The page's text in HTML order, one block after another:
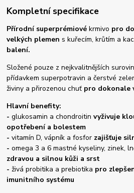
Kompletní specifikace
Přírodní superprémiové krmivo pro
velkých plemens kuřecím, krůtím a
balení.
Složené pouze z nejkvalitnějších
přídavkem superpotravin a čerstvé
živiny a přirozenou chuť pro dokonale
Hlavní benefity:
-glukosamin a chondroitin vyživuje
opotřebení a bolestem
-vitamín D, vápník a fosfor zajišťuje
-omega 3 a 6 mastné kyseliny, zinek,
zdravou a silnou kůži a srst
-živá probitika a prebiotika pro
imunitního systému